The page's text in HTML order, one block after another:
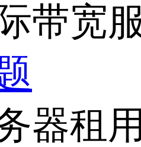
带宽
器租